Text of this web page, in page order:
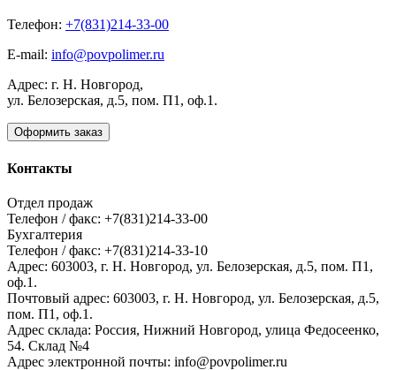
Телефон: +7(831)214-33-00
E-mail: info@povpolimer.ru
Адрес: г. Н. Новгород,
ул. Белозерская, д.5, пом. П1, оф.1.
Оформить заказ
Контакты
Отдел продаж
Телефон / факс: +7(831)214-33-00
Бухгалтерия
Телефон / факс: +7(831)214-33-10
Адрес: 603003, г. Н. Новгород, ул. Белозерская, д.5, пом. П1,
оф.1.
Почтовый адрес: 603003, г. Н. Новгород, ул. Белозерская, д.5,
пом. П1, оф.1.
Адрес склада: Россия, Нижний Новгород, улица Федосеенко,
54. Склад №4
Адрес электронной почты: info@povpolimer.ru